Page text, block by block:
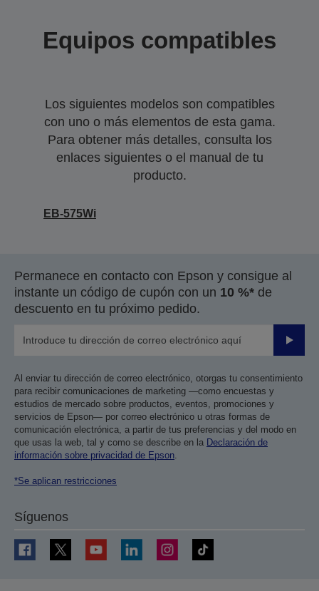
Equipos compatibles
Los siguientes modelos son compatibles
con uno o más elementos de esta gama.
Para obtener más detalles, consulta los
enlaces siguientes o el manual de tu
producto.
EB-575Wi
Permanece en contacto con Epson y consigue al
instante un código de cupón con un 10 %* de
descuento en tu próximo pedido.
Enviar
Al enviar tu dirección de correo electrónico, otorgas tu consentimiento
para recibir comunicaciones de marketing —como encuestas y
estudios de mercado sobre productos, eventos, promociones y
servicios de Epson— por correo electrónico u otras formas de
comunicación electrónica, a partir de tus preferencias y del modo en
que usas la web, tal y como se describe en la Declaración de
información sobre privacidad de Epson.
*Se aplican restricciones
Síguenos